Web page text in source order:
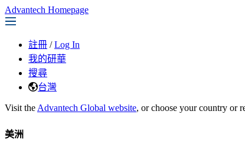
Advantech Homepage
註冊 / Log In
我的研華
搜尋
台灣
Visit the Advantech Global website, or choose your country or
美洲